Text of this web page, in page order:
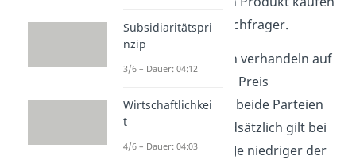
möchten, also Nachfrager.
Diese beiden Parteien verhandeln auf
dem Markt, um einen Preis
festzulegen, mit dem beide Parteien
zufrieden sind. Grundsätzlich gilt bei
denVerhandlungen
: Je niedriger der
Subsidiaritätspri
nzip
3/6 – Dauer: 04:12
Wirtschaftlichkei
t
4/6 – Dauer: 04:03